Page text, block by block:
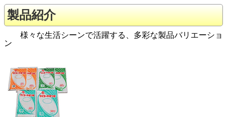
製品紹介
様々な生活シーンで活躍する、多彩な製品バリエーショ
ン